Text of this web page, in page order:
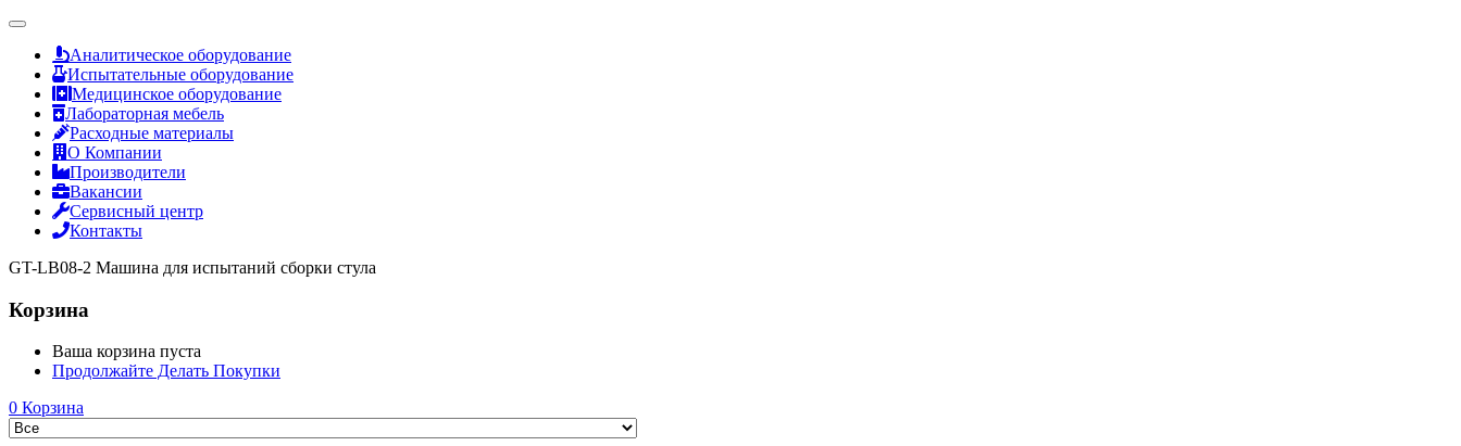
Аналитическое оборудование
Испытательные оборудование
Медицинское оборудование
Лабораторная мебель
Расходные материалы
О Компании
Производители
Вакансии
Сервисный центр
Контакты
GT-LB08-2 Машина для испытаний сборки стула
Корзина
Ваша корзина пуста
Продолжайте Делать Покупки
0 Корзина